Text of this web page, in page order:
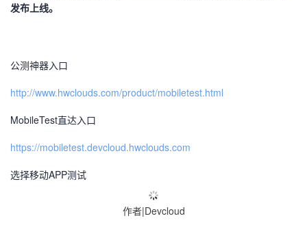
发布上线。
公测神器入口
http://www.hwclouds.com/product/mobiletest.html
MobileTest直达入口
https://mobiletest.devcloud.hwclouds.com
选择移动APP测试
作者|Devcloud